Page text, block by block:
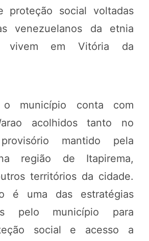
proteção social voltadas
venezuelanos da etnia
vivem em Vitória da
o município conta com
acolhidos tanto no
mantido pela
região de Itapirema,
territórios da cidade.
é uma das estratégias
pelo município para
social e acesso a